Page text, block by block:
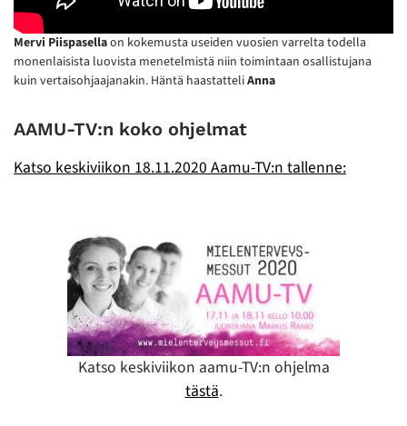
Mervi Piispasellaon kokemusta useiden vuosien varrelta todella
monenlaisista luovista menetelmistä niin toimintaan osallistujana
kuin vertaisohjaajanakin. Häntä haastatteliAnna
AAMU-TV:n koko ohjelmat
Katso keskiviikon 18.11.2020 Aamu-TV:n tallenne:
Katso keskiviikon aamu-TV:n ohjelma
tästä.